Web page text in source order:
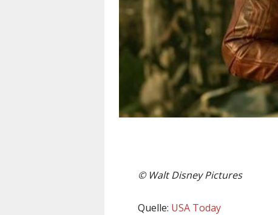
©Walt Disney Pictures
Quelle: USA Today